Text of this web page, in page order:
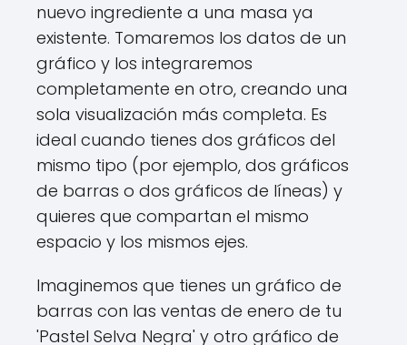
nuevo ingrediente a una masa ya
existente. Tomaremos los datos de un
gráfico y los integraremos
completamente en otro, creando una
sola visualización más completa. Es
ideal cuando tienes dos gráficos del
mismo tipo (por ejemplo, dos gráficos
de barras o dos gráficos de líneas) y
quieres que compartan el mismo
espacio y los mismos ejes.
Imaginemos que tienes un gráfico de
barras con las ventas de enero de tu
'Pastel Selva Negra' y otro gráfico de